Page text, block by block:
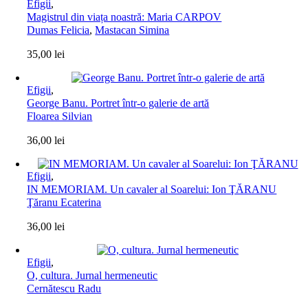
Efigii,
Magistrul din viața noastră: Maria CARPOV
Dumas Felicia,Mastacan Simina
35,00lei
Efigii,
George Banu. Portret într-o galerie de artă
Floarea Silvian
36,00lei
Efigii,
IN MEMORIAM. Un cavaler al Soarelui: Ion ŢĂRANU
Ţăranu Ecaterina
36,00lei
Efigii,
O, cultura. Jurnal hermeneutic
Cernătescu Radu